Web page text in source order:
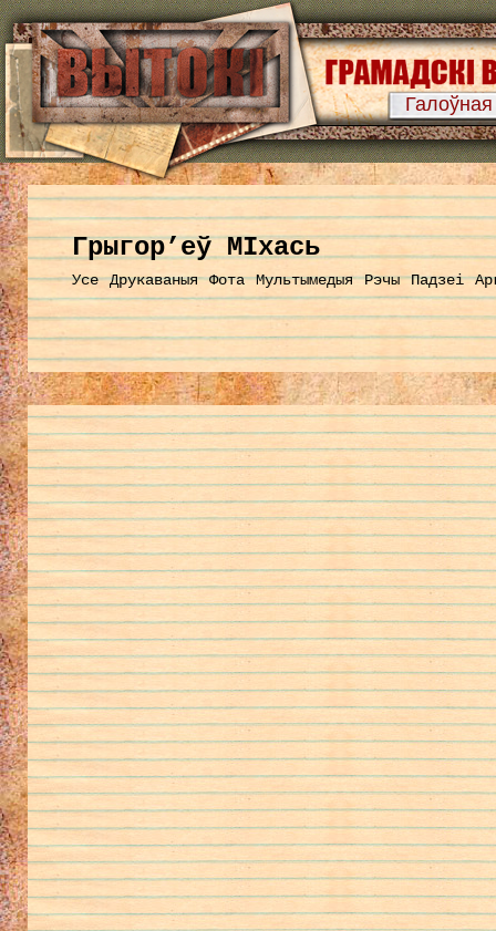
Галоўная
Грыгор’еў МІхась
Усе Друкаваныя Фота Мультымедыя Рэчы Падзеі